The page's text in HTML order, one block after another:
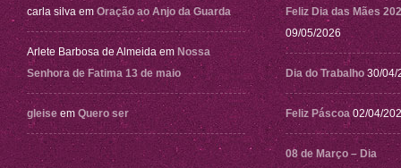
carla silva em Oração ao Anjo da Guarda
Arlete Barbosa de Almeida em Nossa
Senhora de Fatima 13 de maio
gleise em Quero ser
Feliz Dia das Mães
09/05/2026
Dia do Trabalho 30/04/
Feliz Páscoa 02/04/
08 de Março – Dia